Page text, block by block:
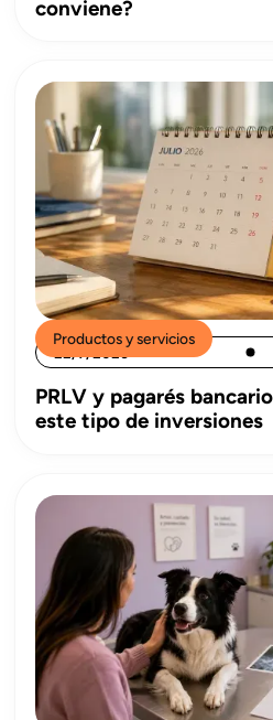
conviene?
Productos y servicios
22/7/2026
PRLV y pagarés
este tipo de inversiones